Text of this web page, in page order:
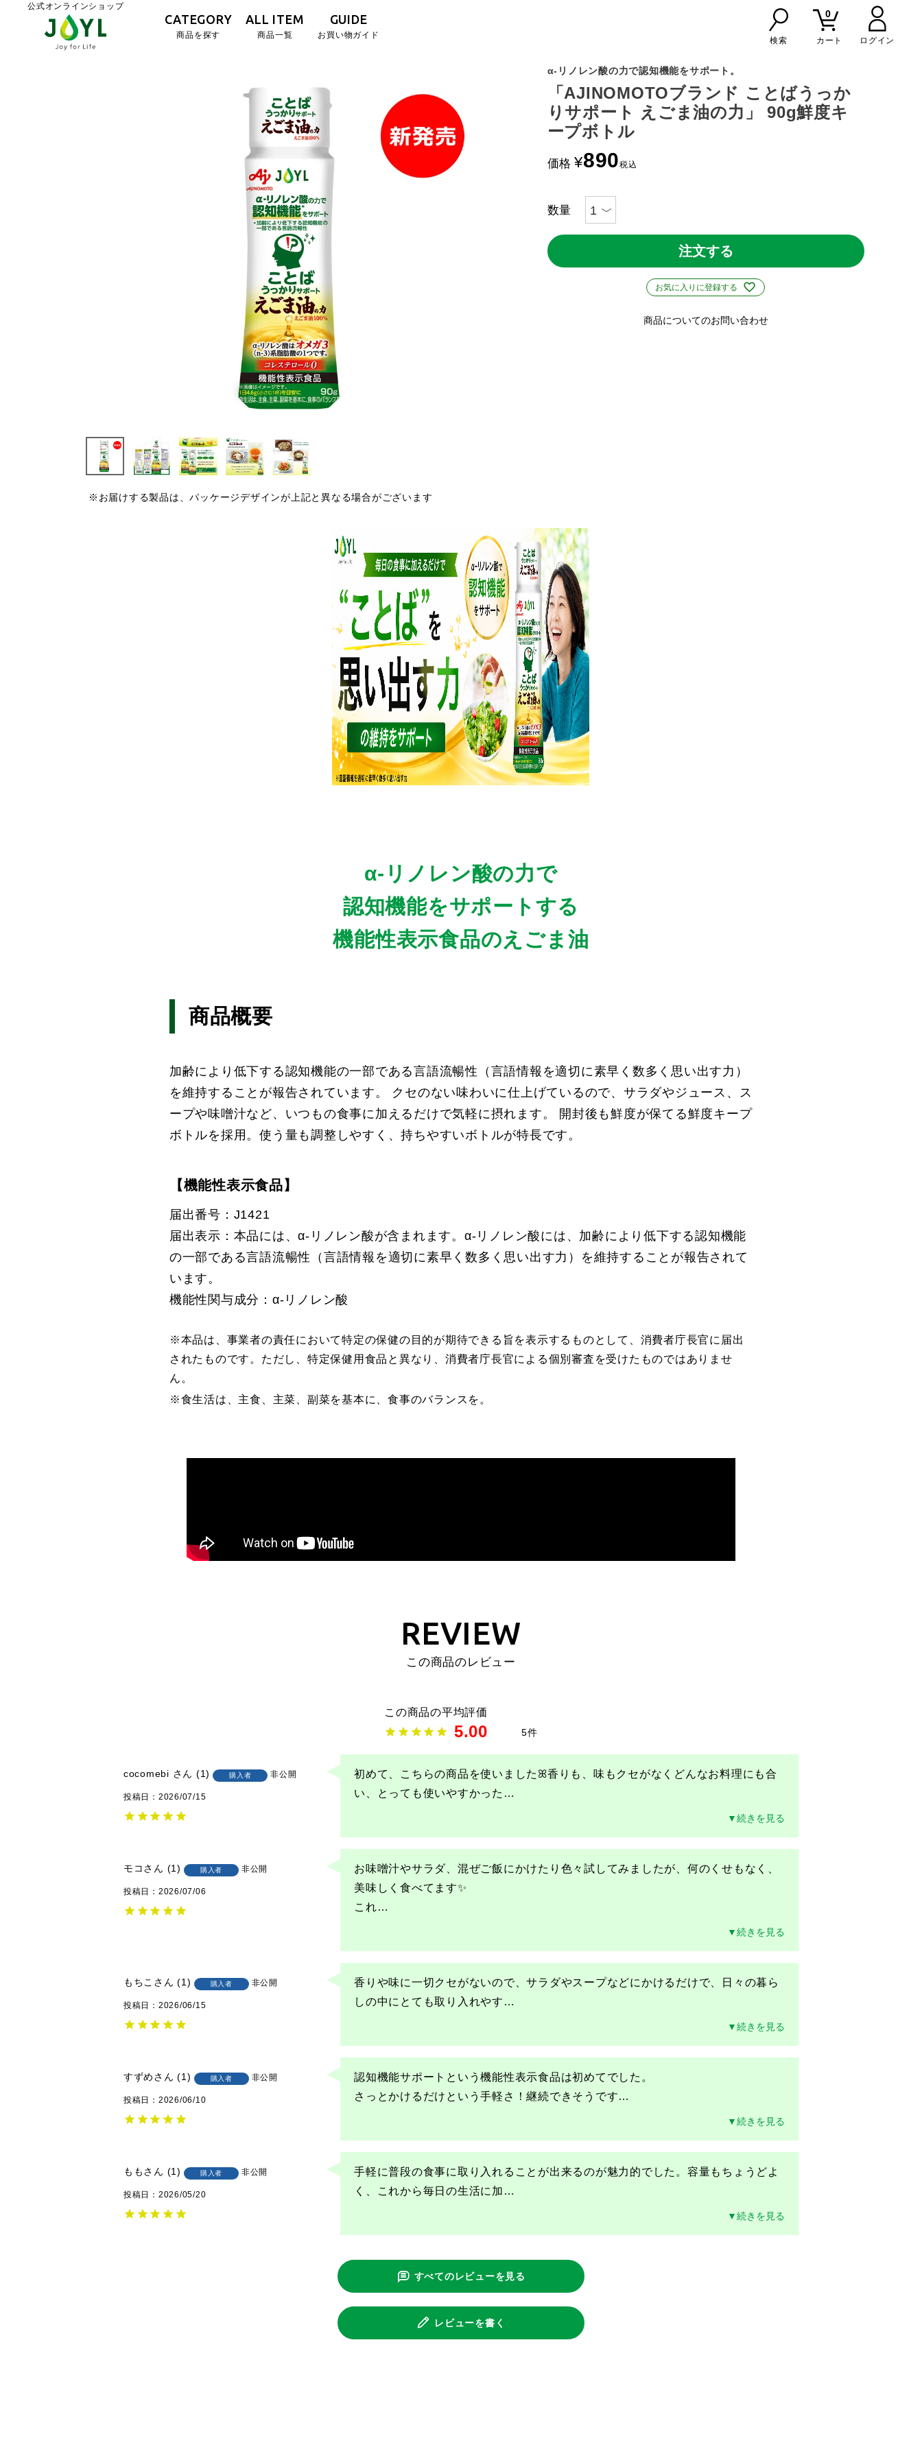
公式オンラインショップ
CATEGORY
商品を探す
ALL ITEM
商品一覧
GUIDE
お買い物ガイド
検索
0
カート
※お届けする製品は、パッケージデザインが上記と異なる場合がございます
α-リノレン酸の力で認知機能をサポート。
「AJINOMOTOブランド ことばうっか
りサポート えごま油の力」 90g鮮度キ
ープボトル
価格 ¥890税込
注文する
お気に入りに登録する
商品についてのお問い合わせ
α-リノレン酸の力で
認知機能をサポートする
機能性表示食品のえごま油
商品概要
加齢により低下する認知機能の一部である言語流暢性（言語情報を適切に素早く数多く思い出す力）
を維持することが報告されています。 クセのない味わいに仕上げているので、サラダやジュース、ス
ープや味噌汁など、いつもの食事に加えるだけで気軽に摂れます。 開封後も鮮度が保てる鮮度キープ
ボトルを採用。使う量も調整しやすく、持ちやすいボトルが特長です。
【機能性表示食品】
届出番号：J1421
届出表示：本品には、α‐リノレン酸が含まれます。α‐リノレン酸には、加齢により低下する認知機能
の一部である言語流暢性（言語情報を適切に素早く数多く思い出す力）を維持することが報告されて
います。
機能性関与成分：α‐リノレン酸
※本品は、事業者の責任において特定の保健の目的が期待できる旨を表示するものとして、消費者庁長官に届出
されたものです。ただし、特定保健用食品と異なり、消費者庁長官による個別審査を受けたものではありませ
ん。
※食生活は、主食、主菜、副菜を基本に、食事のバランスを。
REVIEW
この商品のレビュー
5.00 5
cocomebi 1 購入者 非公開
投稿日 2026/07/15
初めて、こちらの商品を使いましたꕤ香りも、味もクセがなくどんなお料理にも合
い、とっても使いやすかった …
▼続きを見る
モコ 1 購入者 非公開
投稿日 2026/07/06
お味噌汁やサラダ、混ぜご飯にかけたり色々試してみましたが、何のくせもなく、
美味しく食べてます✨
これ…
▼続きを見る
もちこ 1 購入者 非公開
投稿日 2026/06/15
香りや味に一切クセがないので、サラダやスープなどにかけるだけで、日々の暮ら
しの中にとても取り入れやす …
▼続きを見る
すずめ 1 購入者 非公開
投稿日 2026/06/10
認知機能サポートという機能性表示食品は初めてでした。
さっとかけるだけという手軽さ！継続できそうです…
▼続きを見る
もも 1 購入者 非公開
投稿日 2026/05/20
手軽に普段の食事に取り入れることが出来るのが魅力的でした。容量もちょうどよ
く、これから毎日の生活に加 …
▼続きを見る
すべてのレビューを見る
レビューを書く